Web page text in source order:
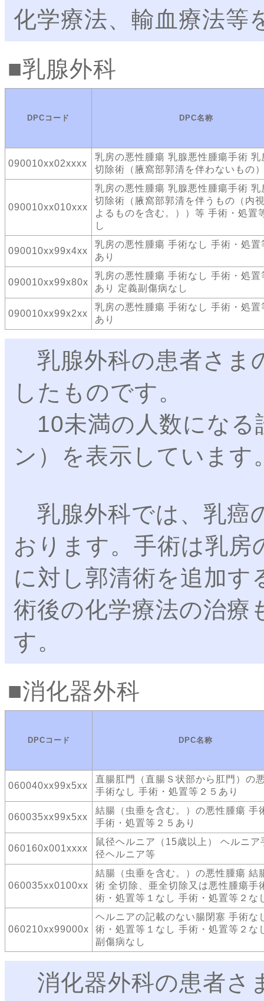
化学療法、輸血療法等
乳腺外科
DPCコード DPC名称
090010xx02xxxx
乳房の悪性腫瘍 乳腺悪性腫瘍手術 乳
切除術（腋窩部郭清を伴わないもの
090010xx010xxx
乳房の悪性腫瘍 乳腺悪性腫瘍手術 乳
切除術（腋窩部郭清を伴うもの（内
よるものを含む。））等 手術・処置
し
090010xx99x4xx
乳房の悪性腫瘍 手術なし 手術・処置
あり
090010xx99x80x
乳房の悪性腫瘍 手術なし 手術・処置
あり 定義副傷病なし
090010xx99x2xx
乳房の悪性腫瘍 手術なし 手術・処置
あり
乳腺外科の患者さま
したものです。
10未満の人数になる
ン）を表示しています
乳腺外科では、乳癌
おります。手術は乳房
に対し郭清術を追加す
術後の化学療法の治療
す。
消化器外科
DPCコード DPC名称
060040xx99x5xx
直腸肛門（直腸Ｓ状部から肛門）の
手術なし 手術・処置等２５あり
060035xx99x5xx
結腸（虫垂を含む。）の悪性腫瘍 手
手術・処置等２５あり
060160x001xxxx
鼠径ヘルニア（15歳以上） ヘルニア
径ヘルニア等
060035xx0100xx
結腸（虫垂を含む。）の悪性腫瘍 結
術 全切除、亜全切除又は悪性腫瘍手
術・処置等１なし 手術・処置等２な
060210xx99000x
ヘルニアの記載のない腸閉塞 手術な
術・処置等１なし 手術・処置等２な
副傷病なし
消化器外科の患者さ